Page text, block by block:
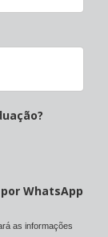
WhatsApp
as informações